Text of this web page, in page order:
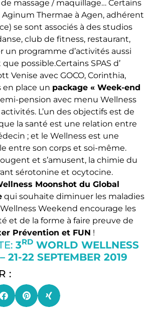
massage / maquillage… Certains
Aginum Thermae à Agen, adhérent
se sont associés à des studios
club de fitness, restaurant,
un programme d’activités aussi
possible.Certains SPAS d’
Venise avec GOCO, Corinthia,
en place un package « Week-end
pension avec menu Wellness
L’un des objectifs est de
la santé est une relation entre
; et le Wellness est une
entre son corps et soi-même.
et s’amusent, la chimie du
sérotonine et ocytocine.
Moonshot du Global
qui souhaite diminuer les maladies
Weekend encourage les
et de la forme à faire preuve de
Prévention et FUN !
3RD WORLD WELLNESS
21-22 SEPTEMBER 2019
: